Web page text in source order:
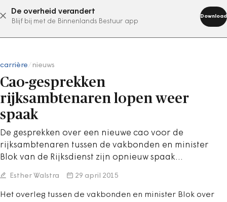
De overheid verandert
Blijf bij met de Binnenlands Bestuur app
Download
abonneer nu
carrière nieuws
Cao-gesprekken
rijksambtenaren lopen weer
spaak
De gesprekken over een nieuwe cao voor de
rijksambtenaren tussen de vakbonden en minister
Blok van de Rijksdienst zijn opnieuw spaak…
Esther Walstra 29 april 2015
Het overleg tussen de vakbonden en minister Blok over